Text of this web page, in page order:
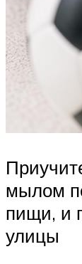
мылом
пищи, и
улицы